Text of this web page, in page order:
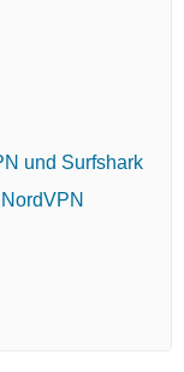
und Surfshark